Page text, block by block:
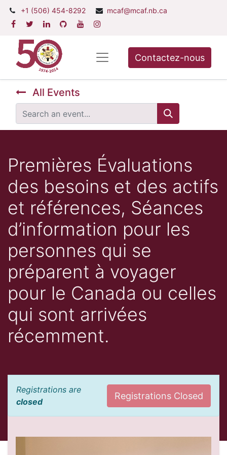
+1 (506) 454-8292 mcaf@mcaf.nb.ca
Contactez-nous
All Events
Premières Évaluations
des besoins et des actifs
et références, Séances
d’information pour les
personnes qui se
préparent à voyager
pour le Canada ou celles
qui sont arrivées
récemment.
Registrations are
closed
Registrations Closed